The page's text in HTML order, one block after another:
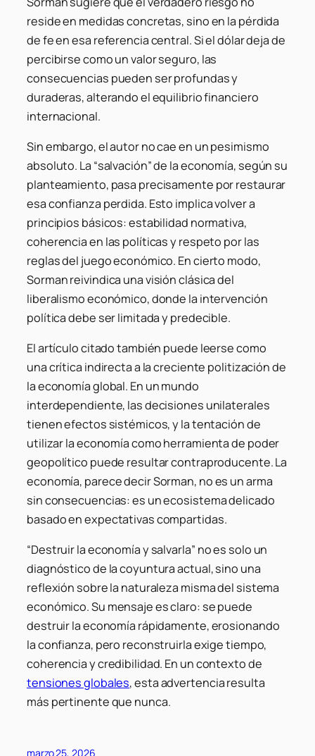
reside en medidas concretas, sino en la pérdida
de fe en esa referencia central. Si el dólar deja de
percibirse como un valor seguro, las
consecuencias pueden ser profundas y
duraderas, alterando el equilibrio financiero
internacional.
Sin embargo, el autor no cae en un pesimismo
absoluto. La “salvación” de la economía, según su
planteamiento, pasa precisamente por restaurar
esa confianza perdida. Esto implica volver a
principios básicos: estabilidad normativa,
coherencia en las políticas y respeto por las
reglas del juego económico. En cierto modo,
Sorman reivindica una visión clásica del
liberalismo económico, donde la intervención
política debe ser limitada y predecible.
El artículo citado también puede leerse como
una crítica indirecta a la creciente politización de
la economía global. En un mundo
interdependiente, las decisiones unilaterales
tienen efectos sistémicos, y la tentación de
utilizar la economía como herramienta de poder
geopolítico puede resultar contraproducente. La
economía, parece decir Sorman, no es un arma
sin consecuencias: es un ecosistema delicado
basado en expectativas compartidas.
“Destruir la economía y salvarla” no es solo un
diagnóstico de la coyuntura actual, sino una
reflexión sobre la naturaleza misma del sistema
económico. Su mensaje es claro: se puede
destruir la economía rápidamente, erosionando
la confianza, pero reconstruirla exige tiempo,
coherencia y credibilidad. En un contexto de
tensiones globales, esta advertencia resulta
más pertinente que nunca.
marzo 25, 2026